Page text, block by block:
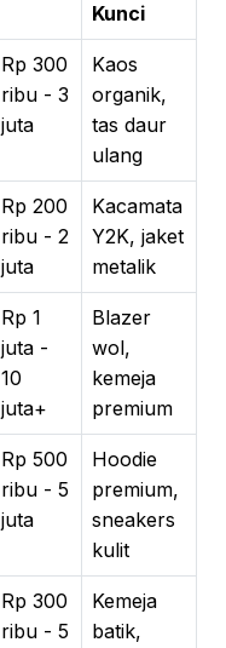
Kunci
Rp 300
ribu - 3
juta
Kaos
organik,
tas daur
ulang
Rp 200
ribu - 2
juta
Kacamata
Y2K, jaket
metalik
Rp 1
juta -
10
juta+
Blazer
wol,
kemeja
premium
Rp 500
ribu - 5
juta
Hoodie
premium,
sneakers
kulit
Rp 300
ribu - 5
Kemeja
batik,